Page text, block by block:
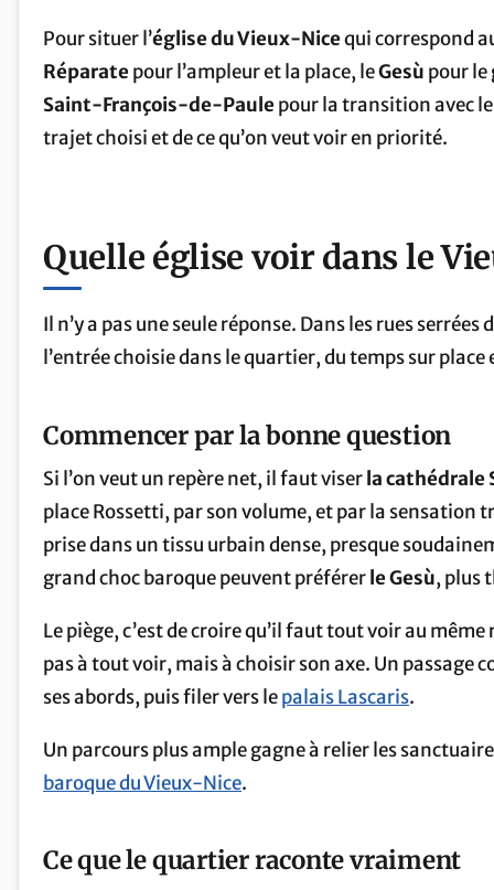
Pour situer l’église du Vieux-Nicequi correspond
Réparate pour l’ampleur et la place, leGesù pour
Saint-François-de-Paule pour la transition avec
trajet choisi et de ce qu’on veut voir en priorité.
Quelle église voir dans le
Il n’y a pas une seule réponse. Dans les rues
l’entrée choisie dans le quartier, du temps sur
Commencer par la bonne question
Si l’on veut un repère net, il faut viserla cathédrale
place Rossetti, par son volume, et par la sensation
prise dans un tissu urbain dense, presque
grand choc baroque peuvent préférerle Gesù, plus
Le piège, c’est de croire qu’il faut tout voir au
pas à tout voir, mais à choisir son axe. Un passage
ses abords, puis filer vers lepalais Lascaris.
Un parcours plus ample gagne à relier les
baroque du Vieux-Nice.
Ce que le quartier raconte vraiment